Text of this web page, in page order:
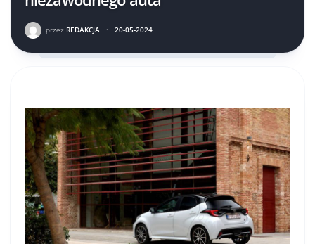
przez REDAKCJA · 20-05-2024